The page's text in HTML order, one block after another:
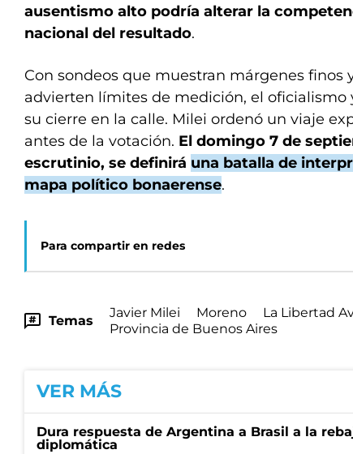
ausentismo alto podría alterar la
nacional del resultado.
Con sondeos que muestran márgenes finos
advierten límites de medición, el oficialismo
su cierre en la calle. Milei ordenó un viaje
antes de la votación. El domingo 7 de
escrutinio, se definirá una batalla de
mapa político bonaerense.
Para compartir en redes
Temas
Javier Milei Moreno La Libertad
Provincia de Buenos Aires
VER MÁS
Dura respuesta de Argentina a Brasil a la
diplomática